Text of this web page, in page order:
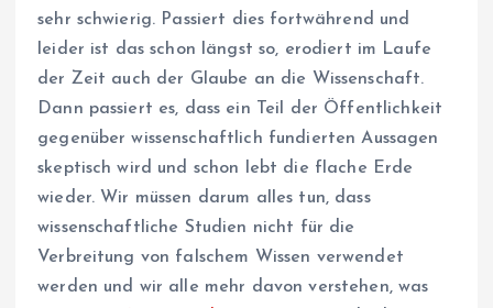
sehr schwierig. Passiert dies fortwährend und
leider ist das schon längst so, erodiert im Laufe
der Zeit auch der Glaube an die Wissenschaft.
Dann passiert es, dass ein Teil der Öffentlichkeit
gegenüber wissenschaftlich fundierten Aussagen
skeptisch wird und schon lebt die flache Erde
wieder. Wir müssen darum alles tun, dass
wissenschaftliche Studien nicht für die
Verbreitung von falschem Wissen verwendet
werden und wir alle mehr davon verstehen, was